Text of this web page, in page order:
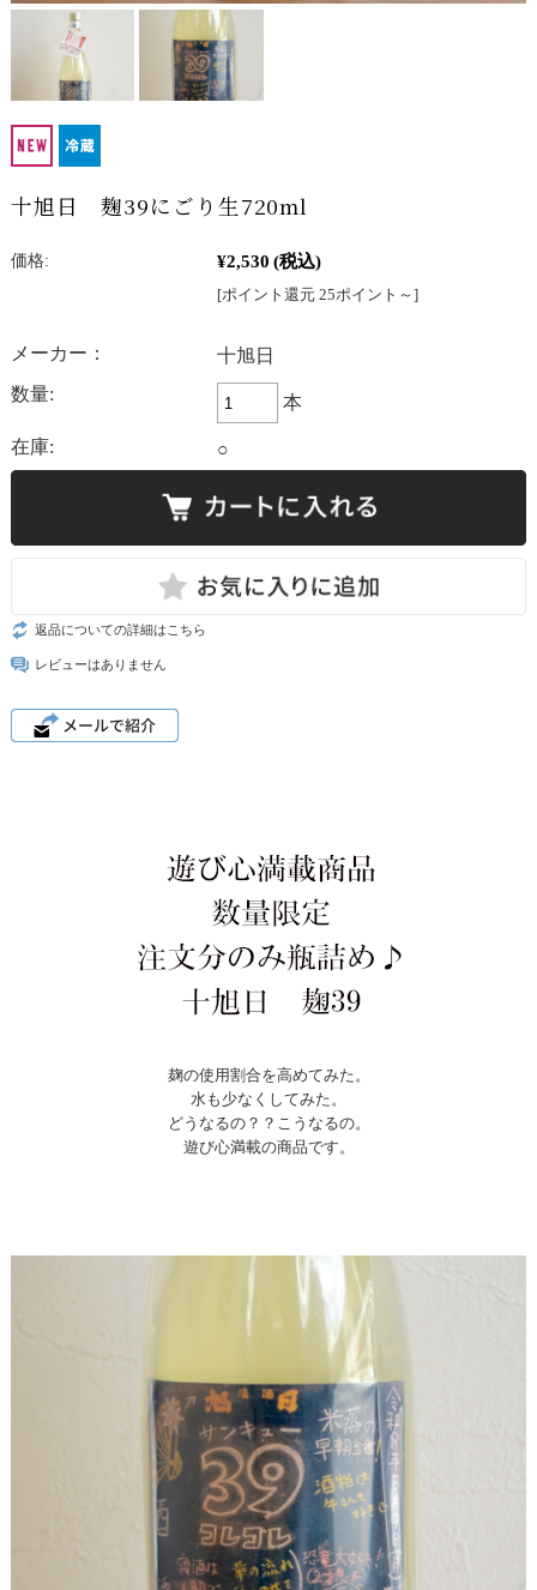
十旭日 麹39にごり生720ml
価格: ¥2,530 (税込)
[ポイント還元 25ポイント～]
メーカー：
十旭日
数量:
本
在庫: ○
返品についての詳細はこちら
レビューはありません
麹の使用割合を高めてみた。
水も少なくしてみた。
どうなるの？？こうなるの。
遊び心満載の商品です。